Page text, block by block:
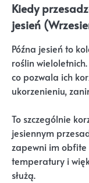
Kiedy
jesień
Późna jesień to
roślin
co pozwala ich
ukorzenieniu,
To szczególnie
jesiennym
zapewni im obfite
temperatury i
służą.